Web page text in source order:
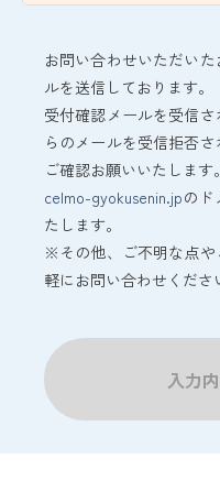
お問い合わせいただい
ルを送信しております。
受付確認メールを受信
らのメールを受信拒否さ
ご確認お願いいたします。
celmo-gyokusenin.jpのド
たします。
※その他、ご不明な点や
軽にお問い合わせくださ